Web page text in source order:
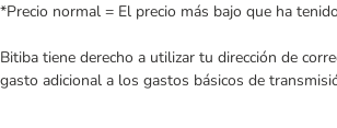
*Precio normal = El precio más bajo que ha
Bitiba tiene derecho a utilizar tu dirección de
gasto adicional a los gastos básicos de